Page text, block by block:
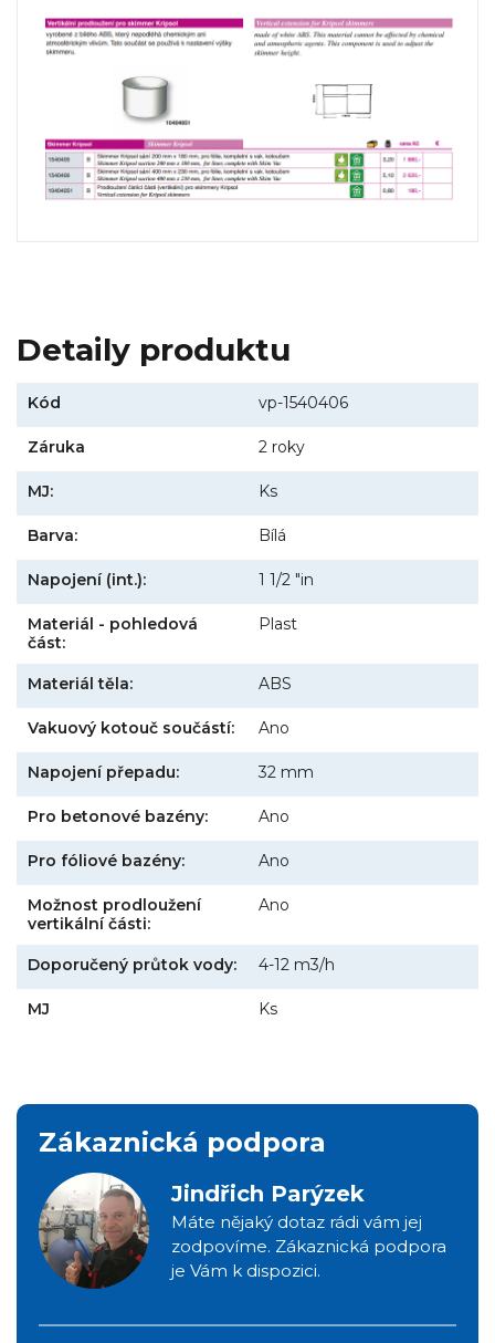
Detaily produktu
Kód vp-1540406
Záruka 2 roky
MJ: Ks
Barva: Bílá
Napojení (int.): 1 1/2 "in
Materiál - pohledová
část:
Plast
Materiál těla: ABS
Vakuový kotouč součástí: Ano
Napojení přepadu: 32 mm
Pro betonové bazény: Ano
Pro fóliové bazény: Ano
Možnost prodloužení
vertikální části:
Ano
Doporučený průtok vody: 4-12 m3/h
MJ Ks
Zákaznická podpora
Jindřich Parýzek
Máte nějaký dotaz rádi vám jej
zodpovíme. Zákaznická podpora
je Vám k dispozici.